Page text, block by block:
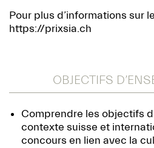
Pour plus d’informations sur
https://prixsia.ch
OBJECTIFS
Comprendre les objectifs
contexte suisse et
concours en lien avec la